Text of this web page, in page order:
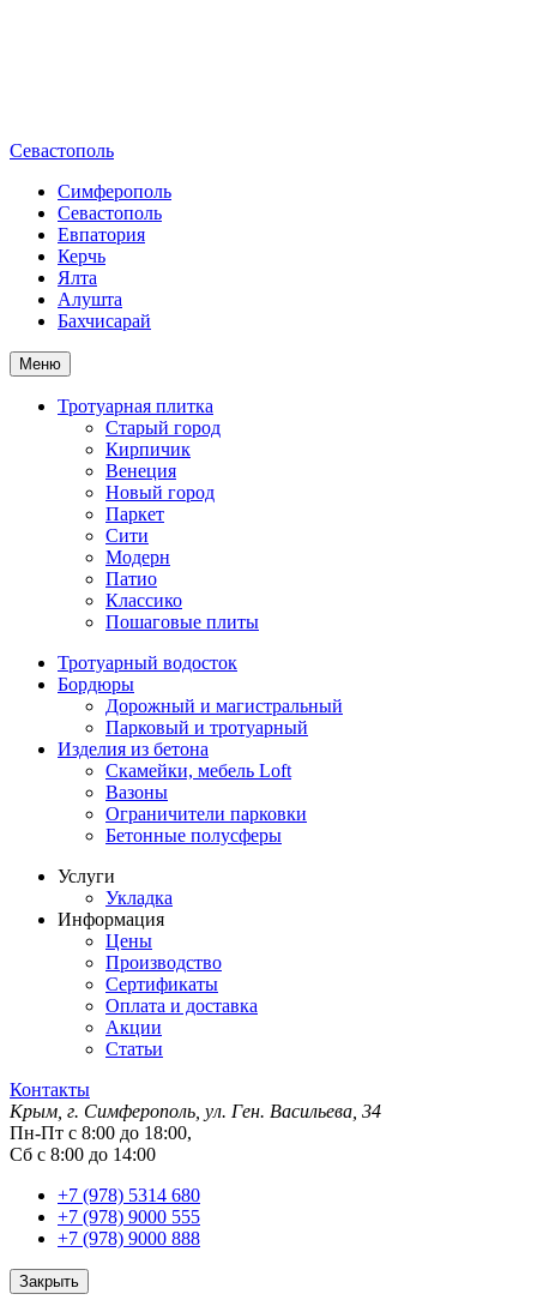
Севастополь
Симферополь
Севастополь
Евпатория
Керчь
Ялта
Алушта
Бахчисарай
Меню
Тротуарная плитка
Старый город
Кирпичик
Венеция
Новый город
Паркет
Сити
Модерн
Патио
Классико
Пошаговые плиты
Тротуарный водосток
Бордюры
Дорожный и магистральный
Парковый и тротуарный
Изделия из бетона
Скамейки, мебель Loft
Вазоны
Ограничители парковки
Бетонные полусферы
Услуги
Укладка
Информация
Цены
Производство
Сертификаты
Оплата и доставка
Акции
Статьи
Контакты
Крым, г. Симферополь, ул. Ген. Васильева, 34
Пн-Пт с 8:00 до 18:00,
Сб с 8:00 до 14:00
+7 (978) 5314 680
+7 (978) 9000 555
+7 (978) 9000 888
Закрыть